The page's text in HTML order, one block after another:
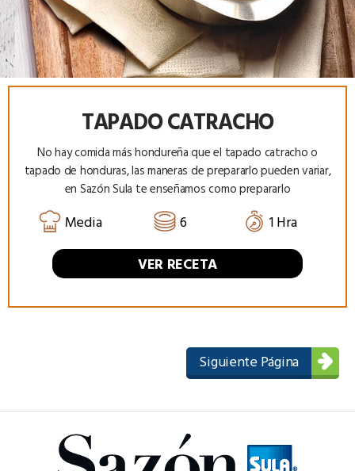
TAPADO CATRACHO
No hay comida más hondureña que el tapado catracho o
tapado de honduras, las maneras de prepararlo pueden variar,
en Sazón Sula te enseñamos como prepararlo
Media 6
1 Hra
VER RECETA
Siguiente Página